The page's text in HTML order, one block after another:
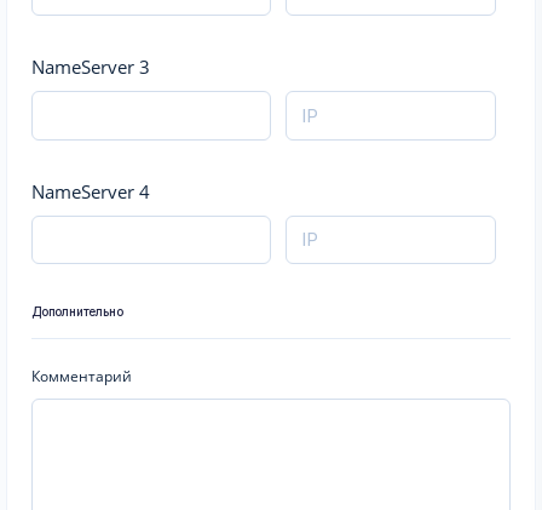
NameServer 3
NameServer 4
Дополнительно
Комментарий